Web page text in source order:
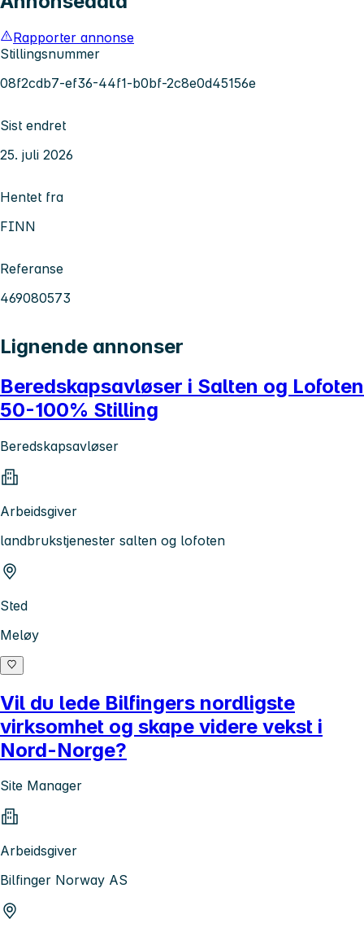
Rapporter annonse
Stillingsnummer
08f2cdb7-ef36-44f1-b0bf-2c8e0d45156e
Sist endret
25. juli 2026
Hentet fra
FINN
Referanse
469080573
Lignende annonser
Beredskapsavløser i Salten og Lofoten
50-100% Stilling
Beredskapsavløser
Arbeidsgiver
landbrukstjenester salten og lofoten
Sted
Meløy
Vil du lede Bilfingers nordligste
virksomhet og skape videre vekst i
Nord-Norge?
Site Manager
Arbeidsgiver
Bilfinger Norway AS